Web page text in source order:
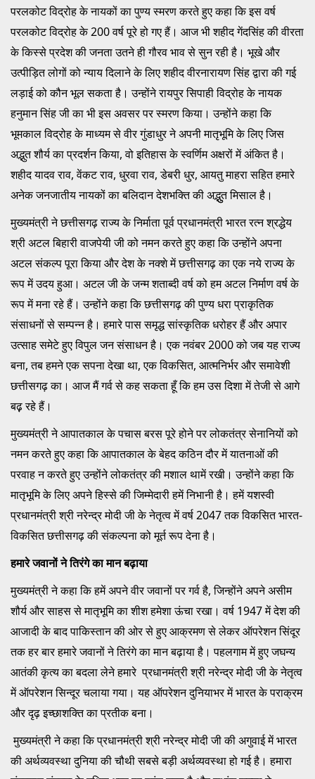
परलकोट विद्रोह के नायकों का पुण्य स्मरण करते हुए कहा कि इस वर्ष
परलकोट विद्रोह के 200 वर्ष पूरे हो गए हैं। आज भी शहीद गेंदसिंह की वीरता
के किस्से प्रदेश की जनता उतने ही गौरव भाव से सुन रही है। भूखे और
उत्पीड़ित लोगों को न्याय दिलाने के लिए शहीद वीरनारायण सिंह द्वारा की गई
लड़ाई को कौन भूल सकता है। उन्होंने रायपुर सिपाही विद्रोह के नायक
हनुमान सिंह जी का भी इस अवसर पर स्मरण किया। उन्होंने कहा कि
भूमकाल विद्रोह के माध्यम से वीर गुंडाधुर ने अपनी मातृभूमि के लिए जिस
अद्भुत शौर्य का प्रदर्शन किया, वो इतिहास के स्वर्णिम अक्षरों में अंकित है।
शहीद यादव राव, वेंकट राव, धुरवा राव, डेबरी धुर, आयतु माहरा सहित हमारे
अनेक जनजातीय नायकों का बलिदान देशभक्ति की अद्भुुत मिसाल है।
मुख्यमंत्री ने छत्तीसगढ़ राज्य के निर्माता पूर्व प्रधानमंत्री भारत रत्न श्रद्धेय
श्री अटल बिहारी वाजपेयी जी को नमन करते हुए कहा कि उन्होंने अपना
अटल संकल्प पूरा किया और देश के नक्शे में छत्तीसगढ़ का एक नये राज्य के
रूप में उदय हुआ। अटल जी के जन्म शताब्दी वर्ष को हम अटल निर्माण वर्ष के
रूप में मना रहे हैं। उन्होंने कहा कि छत्तीसगढ़ की पुण्य धरा प्राकृतिक
संसाधनों से सम्पन्न है। हमारे पास समृद्ध सांस्कृतिक धरोहर हैं और अपार
उत्साह समेटे हुए विपुल जन संसाधन है। एक नवंबर 2000 को जब यह राज्य
बना, तब हमने एक सपना देखा था, एक विकसित, आत्मनिर्भर और समावेशी
छत्तीसगढ़ का। आज मैं गर्व से कह सकता हूँ कि हम उस दिशा में तेजी से आगे
बढ़़ रहे हैं।
मुख्यमंत्री ने आपातकाल के पचास बरस पूरे होने पर लोकतंत्र सेनानियों को
नमन करते हुए कहा कि आपातकाल के बेहद कठिन दौर में यातनाओं की
परवाह न करते हुए उन्होंने लोकतंत्र की मशाल थामें रखी। उन्होंने कहा कि
मातृभूमि के लिए अपने हिस्से की जिम्मेदारी हमें निभानी है। हमें यशस्वी
प्रधानमंत्री श्री नरेन्द्र मोदी जी के नेतृत्व में वर्ष 2047 तक विकसित भारत-
विकसित छत्तीसगढ़ की संकल्पना को मूर्त रूप देना है।
हमारे जवानों ने तिरंगे का मान बढ़ाया
मुख्यमंत्री ने कहा कि हमें अपने वीर जवानों पर गर्व है, जिन्होंने अपने असीम
शौर्य और साहस से मातृभूमि का शीश हमेशा ऊंचा रखा। वर्ष 1947 में देश की
आजादी के बाद पाकिस्तान की ओर से हुए आक्रमण से लेकर ऑपरेशन सिंदूर
तक हर बार हमारे जवानों ने तिरंगे का मान बढ़ाया है। पहलगाम में हुए जघन्य
आतंकी कृत्य का बदला लेने हमारे प्रधानमंत्री श्री नरेन्द्र मोदी जी के नेतृत्व
में ऑपरेशन सिन्दूर चलाया गया। यह ऑपरेशन दुनियाभर में भारत के पराक्रम
और दृढ़ इच्छाशक्ति का प्रतीक बना।
मुख्यमंत्री ने कहा कि प्रधानमंत्री श्री नरेन्द्र मोदी जी की अगुवाई में भारत
की अर्थव्यवस्था दुनिया की चौथी सबसे बड़ी अर्थव्यवस्था हो गई है। हमारा